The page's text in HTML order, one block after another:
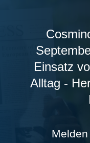
Einsatz
Alltag -